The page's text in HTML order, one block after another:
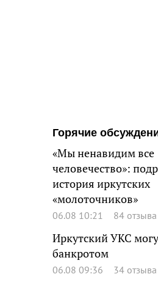
Горячие
«Мы ненавидим все
человечество»:
история иркутских
«молоточников»
06.08 10:21 84 отзыва
Иркутский УКС
банкротом
06.08 09:36 34 отзыва